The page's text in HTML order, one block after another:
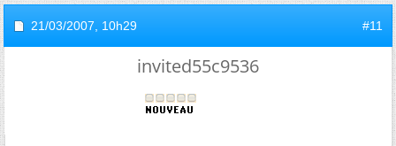
21/03/2007, 10h29 #11
invited55c9536